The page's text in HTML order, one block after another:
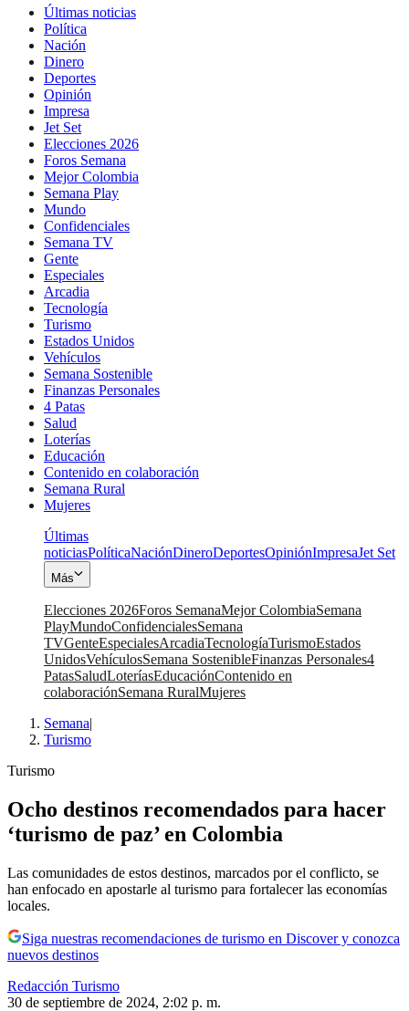
Últimas noticias
Política
Nación
Dinero
Deportes
Opinión
Impresa
Jet Set
Elecciones 2026
Foros Semana
Mejor Colombia
Semana Play
Mundo
Confidenciales
Semana TV
Gente
Especiales
Arcadia
Tecnología
Turismo
Estados Unidos
Vehículos
Semana Sostenible
Finanzas Personales
4 Patas
Salud
Loterías
Educación
Contenido en colaboración
Semana Rural
Mujeres
Últimas
noticiasPolíticaNaciónDineroDeportesOpiniónImpresaJet Set
Más
Elecciones 2026Foros SemanaMejor ColombiaSemana
PlayMundoConfidencialesSemana
TVGenteEspecialesArcadiaTecnologíaTurismoEstados
UnidosVehículosSemana SostenibleFinanzas Personales4
PatasSaludLoteríasEducaciónContenido en
colaboraciónSemana RuralMujeres
Semana|
Turismo
Turismo
Ocho destinos recomendados para hacer
‘turismo de paz’ en Colombia
Las comunidades de estos destinos, marcados por el conflicto, se
han enfocado en apostarle al turismo para fortalecer las economías
locales.
Siga nuestras recomendaciones de turismo en Discover y conozca
nuevos destinos
Redacción Turismo
30 de septiembre de 2024, 2:02 p. m.